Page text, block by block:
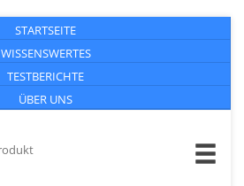
STARTSEITE
WISSENSWERTES
TESTBERICHTE
ÜBER UNS